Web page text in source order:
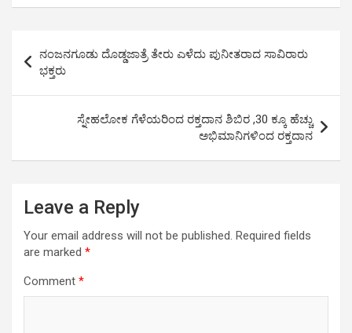
at
A
p
ce
b
o
o
k
tt
er
ail py
Li
n
k
ar
e
navigation
ನಂಜನಗೂಡು ದೊಡ್ಡಜಾತ್ರೆ ತೇರು ಎಳೆದು ಪುನೀತರಾದ ಸಾವಿರಾರು
ಭಕ್ತರು
ಸ್ನೇಹಲೋಕ ಗೆಳೆಯರಿಂದ ರಕ್ತದಾನ ಶಿಬಿರ ,30 ಕ್ಕೂ ಹೆಚ್ಚು
ಅಭಿಮಾನಿಗಳಿಂದ ರಕ್ತದಾನ
Leave a Reply
Your email address will not be published. Required fields
are marked *
Comment *